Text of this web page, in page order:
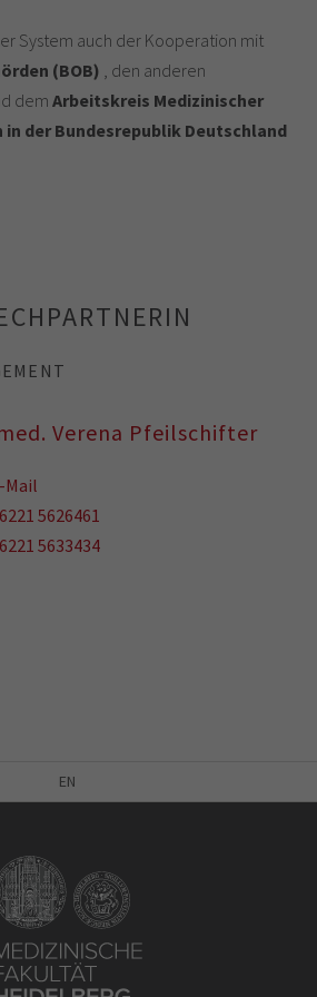
System auch der Kooperation mit
(BOB) , den anderen
dem Arbeitskreis Medizinischer
der Bundesrepublik Deutschland
Verena Pfeilschifter
Mail
5626461
5633434
EN